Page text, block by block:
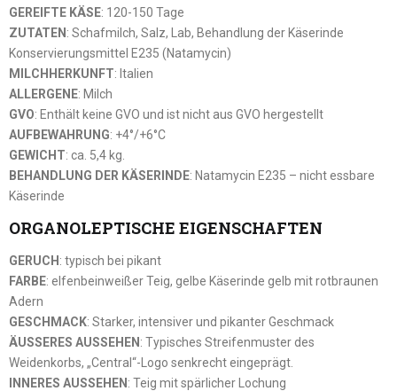
GEREIFTE KÄSE: 120-150 Tage
ZUTATEN : Schafmilch, Salz, Lab, Behandlung der Käserinde
Konservierungsmittel E235 (Natamycin)
MILCHHERKUNFT: Italien
ALLERGENE: Milch
GVO: Enthält keine GVO und ist nicht aus GVO hergestellt
AUFBEWAHRUNG: +4°/+6°C
GEWICHT: ca. 5,4 kg.
BEHANDLUNG DER KÄSERINDE: Natamycin E235 – nicht essbare
Käserinde
ORGANOLEPTISCHE EIGENSCHAFTEN
GERUCH : typisch bei pikant
FARBE: elfenbeinweißer Teig, gelbe Käserinde gelb mit rotbraunen
Adern
GESCHMACK: Starker, intensiver und pikanter Geschmack
ÄUSSERES AUSSEHEN : Typisches Streifenmuster des
Weidenkorbs, „Central“-Logo senkrecht eingeprägt.
INNERES AUSSEHEN : Teig mit spärlicher Lochung